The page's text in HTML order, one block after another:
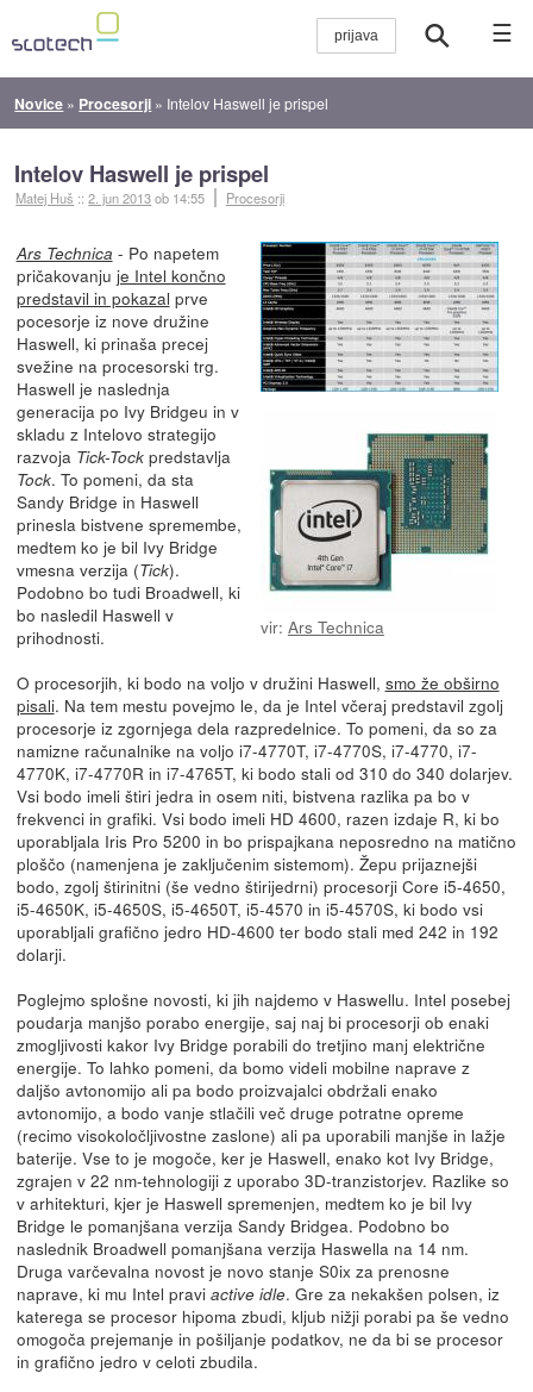
☰
Novice » Procesorji » Intelov Haswell je prispel
Intelov Haswell je prispel
Matej Huš ::2. jun 2013ob 14:55 Procesorji
vir: Ars Technica
Ars Technica - Po napetem
pričakovanju je Intel končno
predstavil in pokazal prve
pocesorje iz nove družine
Haswell, ki prinaša precej
svežine na procesorski trg.
Haswell je naslednja
generacija po Ivy Bridgeu in v
skladu z Intelovo strategijo
razvoja Tick-Tockpredstavlja
Tock. To pomeni, da sta
Sandy Bridge in Haswell
prinesla bistvene spremembe,
medtem ko je bil Ivy Bridge
vmesna verzija (Tick).
Podobno bo tudi Broadwell, ki
bo nasledil Haswell v
prihodnosti.
O procesorjih, ki bodo na voljo v družini Haswell, smo že obširno
pisali. Na tem mestu povejmo le, da je Intel včeraj predstavil zgolj
procesorje iz zgornjega dela razpredelnice. To pomeni, da so za
namizne računalnike na voljo i7-4770T, i7-4770S, i7-4770, i7-
4770K, i7-4770R in i7-4765T, ki bodo stali od 310 do 340 dolarjev.
Vsi bodo imeli štiri jedra in osem niti, bistvena razlika pa bo v
frekvenci in grafiki. Vsi bodo imeli HD 4600, razen izdaje R, ki bo
uporabljala Iris Pro 5200 in bo prispajkana neposredno na matično
ploščo (namenjena je zaključenim sistemom). Žepu prijaznejši
bodo, zgolj štirinitni (še vedno štirijedrni) procesorji Core i5-4650,
i5-4650K, i5-4650S, i5-4650T, i5-4570 in i5-4570S, ki bodo vsi
uporabljali grafično jedro HD-4600 ter bodo stali med 242 in 192
dolarji.
Poglejmo splošne novosti, ki jih najdemo v Haswellu. Intel posebej
poudarja manjšo porabo energije, saj naj bi procesorji ob enaki
zmogljivosti kakor Ivy Bridge porabili do tretjino manj električne
energije. To lahko pomeni, da bomo videli mobilne naprave z
daljšo avtonomijo ali pa bodo proizvajalci obdržali enako
avtonomijo, a bodo vanje stlačili več druge potratne opreme
(recimo visokoločljivostne zaslone) ali pa uporabili manjše in lažje
baterije. Vse to je mogoče, ker je Haswell, enako kot Ivy Bridge,
zgrajen v 22 nm-tehnologiji z uporabo 3D-tranzistorjev. Razlike so
v arhitekturi, kjer je Haswell spremenjen, medtem ko je bil Ivy
Bridge le pomanjšana verzija Sandy Bridgea. Podobno bo
naslednik Broadwell pomanjšana verzija Haswella na 14 nm.
Druga varčevalna novost je novo stanje S0ix za prenosne
naprave, ki mu Intel pravi active idle. Gre za nekakšen polsen, iz
katerega se procesor hipoma zbudi, kljub nižji porabi pa še vedno
omogoča prejemanje in pošiljanje podatkov, ne da bi se procesor
in grafično jedro v celoti zbudila.